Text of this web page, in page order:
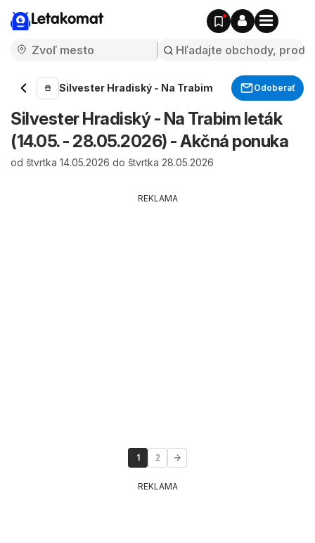
Letakomat
Silvester Hradiský - Na Trabim Odoberať
Silvester Hradiský - Na Trabim leták
(14.05. - 28.05.2026) - Akčná ponuka
od štvrtka 14.05.2026 do štvrtka 28.05.2026
REKLAMA
1 2
REKLAMA